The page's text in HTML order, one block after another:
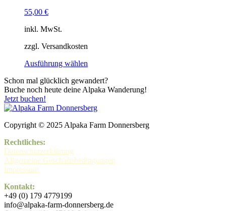
55,00 €
inkl. MwSt.
zzgl. Versandkosten
Ausführung wählen
Produkt
weist
mehrere
Varianten
Die
können
auf
der
Produktseite
werden
Schon mal glücklich gewandert?
Buche noch heute deine Alpaka Wanderung!
Jetzt buchen!
Copyright © 2025 Alpaka Farm Donnersberg
Rechtliches:
Datenschutzerklärung
Allgemeine Geschäftsbedingungen
Impressum
Kontakt:
+49 (0) 179 4779199
info@alpaka-farm-donnersberg.de